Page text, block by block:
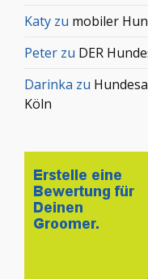
Katy zu mobiler
Peter zu DER
Darinka zu
Köln